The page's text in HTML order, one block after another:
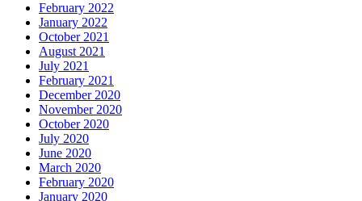
February 2022
January 2022
October 2021
August 2021
July 2021
February 2021
December 2020
November 2020
October 2020
July 2020
June 2020
March 2020
February 2020
January 2020